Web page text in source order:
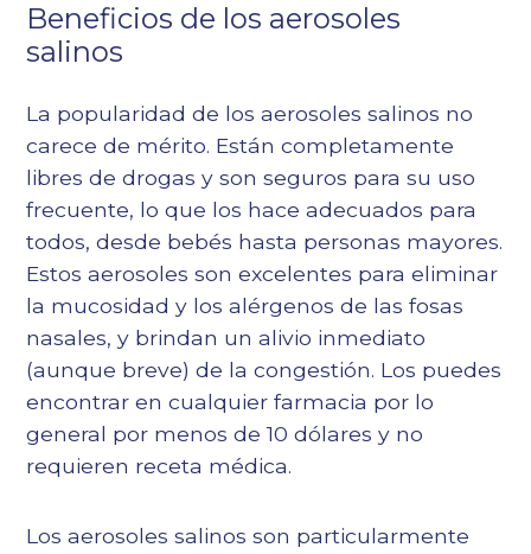
Beneficios de los aerosoles
salinos
La popularidad de los aerosoles salinos no
carece de mérito. Están completamente
libres de drogas y son seguros para su uso
frecuente, lo que los hace adecuados para
todos, desde bebés hasta personas mayores.
Estos aerosoles son excelentes para eliminar
la mucosidad y los alérgenos de las fosas
nasales, y brindan un alivio inmediato
(aunque breve) de la congestión. Los puedes
encontrar en cualquier farmacia por lo
general por menos de 10 dólares y no
requieren receta médica.
Los aerosoles salinos son particularmente